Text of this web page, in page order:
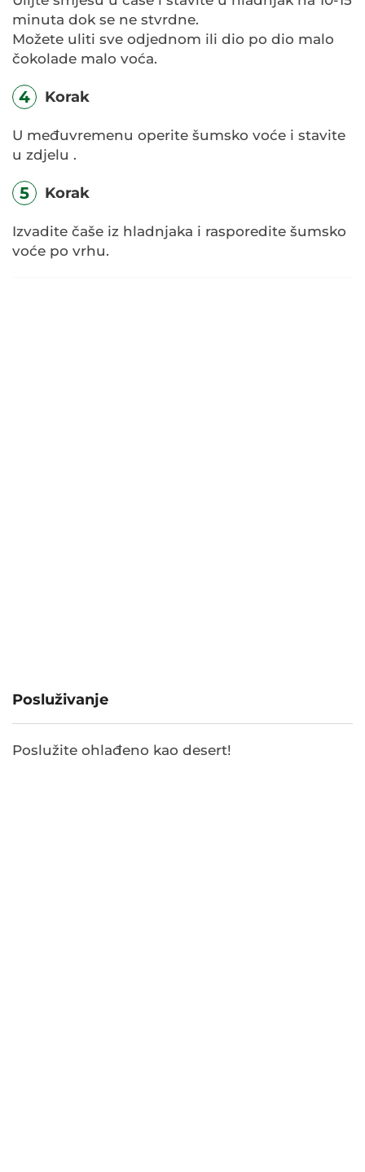
minuta dok se ne stvrdne.
Možete uliti sve odjednom ili dio po dio malo
čokolade malo voća.
4 Korak
U međuvremenu operite šumsko voće i stavite
u zdjelu .
5 Korak
Izvadite čaše iz hladnjaka i rasporedite šumsko
voće po vrhu.
Posluživanje
Poslužite ohlađeno kao desert!